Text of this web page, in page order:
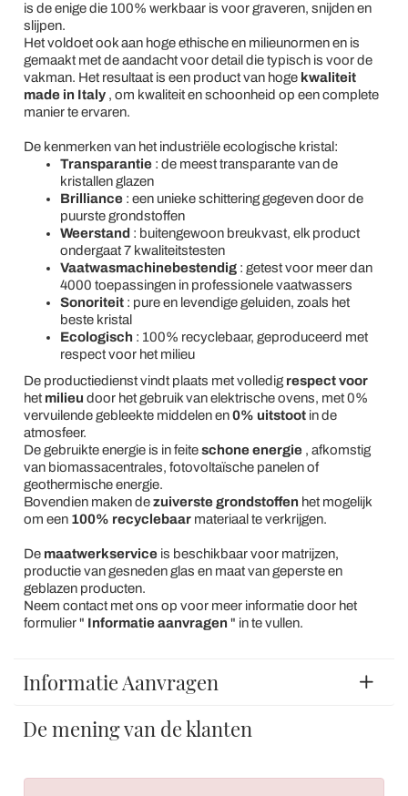
is de enige die 100% werkbaar is voor graveren, snijden en
slijpen.
Het voldoet ook aan hoge ethische en milieunormen en is
gemaakt met de aandacht voor detail die typisch is voor de
vakman. Het resultaat is een product van hoge kwaliteit
made in Italy, om kwaliteit en schoonheid op een complete
manier te ervaren.
De kenmerken van het industriële ecologische kristal:
Transparantie: de meest transparante van de
kristallen glazen
Brilliance: een unieke schittering gegeven door de
puurste grondstoffen
Weerstand : buitengewoon breukvast, elk product
ondergaat 7 kwaliteitstesten
Vaatwasmachinebestendig: getest voor meer dan
4000 toepassingen in professionele vaatwassers
Sonoriteit: pure en levendige geluiden, zoals het
beste kristal
Ecologisch : 100% recyclebaar, geproduceerd met
respect voor het milieu
De productiedienst vindt plaats met volledig respect voor
het milieu door het gebruik van elektrische ovens, met 0%
vervuilende gebleekte middelen en0% uitstootin de
atmosfeer.
De gebruikte energie is in feiteschone energie, afkomstig
van biomassacentrales, fotovoltaïsche panelen of
geothermische energie.
Bovendien maken dezuiverste grondstoffen het mogelijk
om een 100% recyclebaarmateriaal te verkrijgen.
De maatwerkserviceis beschikbaar voor matrijzen,
productie van gesneden glas en maat van geperste en
geblazen producten.
Neem contact met ons op voor meer informatie door het
formulier " Informatie aanvragen " in te vullen.
Informatie Aanvragen
De mening van de klanten